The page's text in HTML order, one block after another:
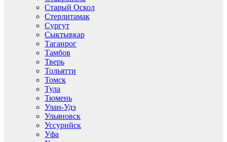
Старый Оскол
Стерлитамак
Сургут
Сыктывкар
Таганрог
Тамбов
Тверь
Тольятти
Томск
Тула
Тюмень
Улан-Удэ
Ульяновск
Уссурийск
Уфа